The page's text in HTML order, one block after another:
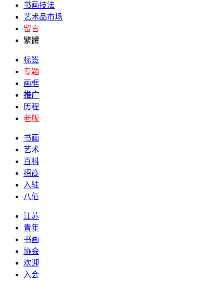
书画技法
艺术品市场
留言
繁體
标签
专题
画框
推广
历程
老版
书画
艺术
百科
招商
入驻
八佰
江苏
青年
书画
协会
欢迎
入会